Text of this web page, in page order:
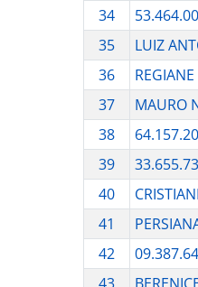
34
35
LUIZ
36
37
MAURO
38
39
40
41
42